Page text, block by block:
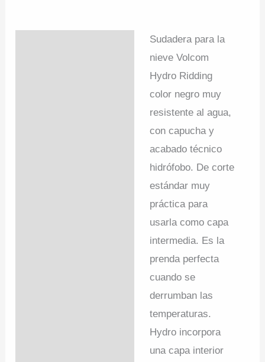
Sudadera para la
nieve Volcom
Hydro Ridding
color negro muy
resistente al agua,
con capucha y
acabado técnico
hidrófobo. De corte
estándar muy
práctica para
usarla como capa
intermedia. Es la
prenda perfecta
cuando se
derrumban las
temperaturas.
Hydro incorpora
una capa interior